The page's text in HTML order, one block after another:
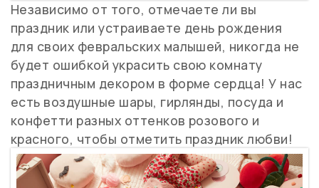
Независимо от того, отмечаете ли вы
праздник или устраиваете день рождения
для своих февральских малышей, никогда не
будет ошибкой украсить свою комнату
праздничным декором в форме сердца! У нас
есть воздушные шары, гирлянды, посуда и
конфетти разных оттенков розового и
красного, чтобы отметить праздник любви!